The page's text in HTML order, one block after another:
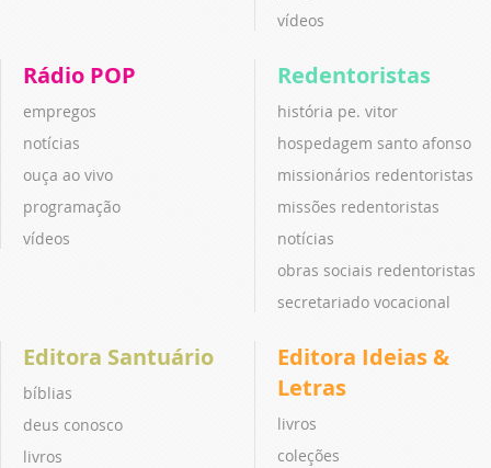
vídeos
Rádio POP
empregos
notícias
ouça ao vivo
programação
vídeos
Redentoristas
história pe. vitor
hospedagem santo afonso
missionários redentoristas
missões redentoristas
notícias
obras sociais redentoristas
secretariado vocacional
Editora Santuário
bíblias
deus conosco
livros
Editora Ideias &
Letras
livros
coleções